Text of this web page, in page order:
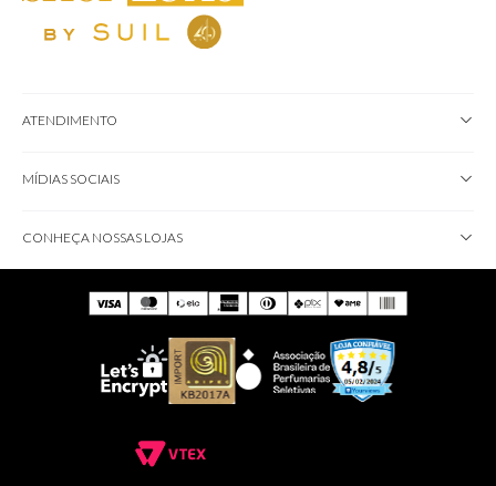
ATENDIMENTO
MÍDIAS SOCIAIS
CONHEÇA NOSSAS LOJAS